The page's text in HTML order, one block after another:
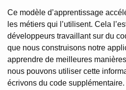
Ce modèle d’apprentissage
les métiers qui l’utilisent. Cela
développeurs travaillant sur du
que nous construisons notre
apprendre de meilleures
nous pouvons utiliser cette
écrivons du code